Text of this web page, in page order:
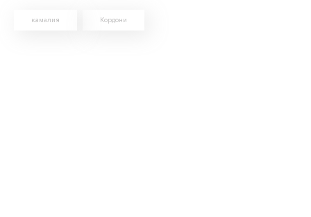
камалия Кордони